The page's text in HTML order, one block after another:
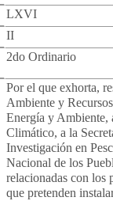
LXVI
II
2do Ordinario
Por el que exhorta,
Ambiente y
Energía y
Climático, a la
Investigación en
Nacional de los
relacionadas con los
que pretenden